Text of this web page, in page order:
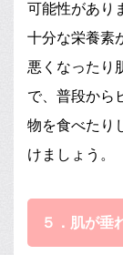
可能性があり
十分な栄養素
悪くなったり
で、普段から
物を食べたり
けましょう。
５．肌が垂